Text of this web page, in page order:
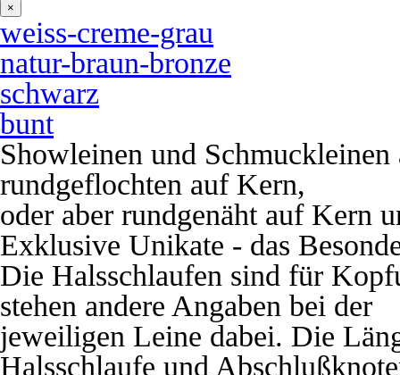
×
weiss-creme-grau
natur-braun-bronze
schwarz
bunt
Showleinen und
rundgeflochten auf Kern,
oder aber rundgenäht auf Kern
Exklusive Unikate - das
Die Halsschlaufen sind für
stehen andere Angaben bei der
jeweiligen Leine dabei. Die
Halsschlaufe und